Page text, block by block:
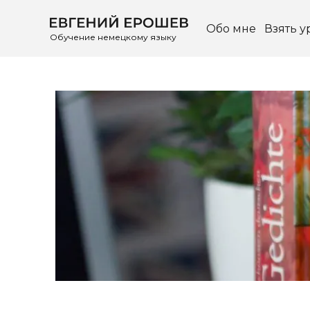
Обучение немецкому языку
Обо мне Взять